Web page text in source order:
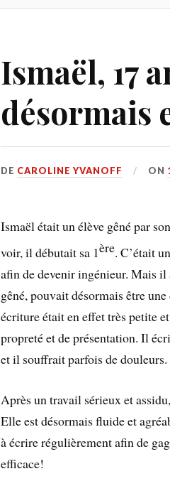
Ismaël, 17
désormais
DE CAROLINE YVANOFF ON
Ismaël était un élève gêné par
voir, il débutait sa 1ère. C’était
afin de devenir ingénieur. Mais
gêné, pouvait désormais être
écriture était en effet très petite
propreté et de présentation. Il
et il souffrait parfois de douleurs.
Après un travail sérieux et
Elle est désormais fluide et
à écrire régulièrement afin de
efficace!